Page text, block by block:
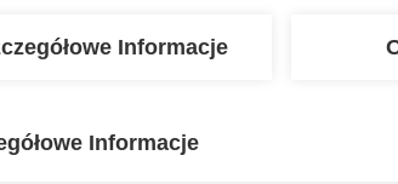
Informacje
Informacje